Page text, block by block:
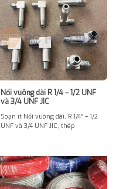
Nối vuông dài R 1/4 – 1/2 UNF
và 3/4 UNF JIC
Soạn ít Nối vuông dài, R 1/4″ – 1/2
UNF và 3/4 UNF JIC, thép